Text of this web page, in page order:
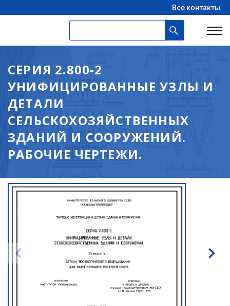
Все контакты
СЕРИЯ 2.800-2
УНИФИЦИРОВАННЫЕ УЗЛЫ И
ДЕТАЛИ
СЕЛЬСКОХОЗЯЙСТВЕННЫХ
ЗДАНИЙ И СООРУЖЕНИЙ.
РАБОЧИЕ ЧЕРТЕЖИ.